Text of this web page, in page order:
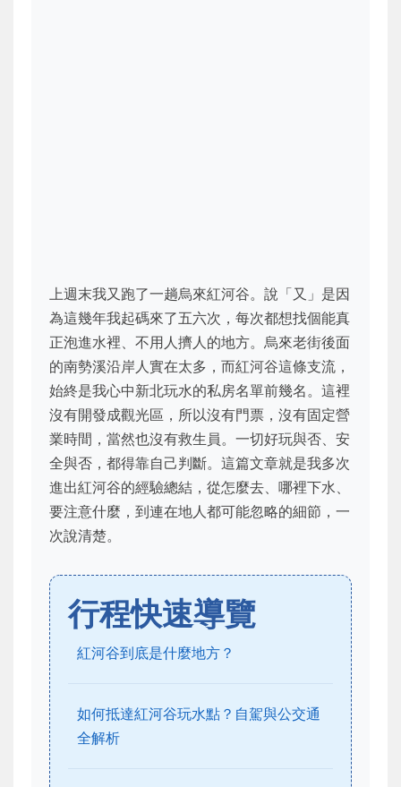
上週末我又跑了一趟烏來紅河谷。說「又」是因
為這幾年我起碼來了五六次，每次都想找個能真
正泡進水裡、不用人擠人的地方。烏來老街後面
的南勢溪沿岸人實在太多，而紅河谷這條支流，
始終是我心中新北玩水的私房名單前幾名。這裡
沒有開發成觀光區，所以沒有門票，沒有固定營
業時間，當然也沒有救生員。一切好玩與否、安
全與否，都得靠自己判斷。這篇文章就是我多次
進出紅河谷的經驗總結，從怎麼去、哪裡下水、
要注意什麼，到連在地人都可能忽略的細節，一
次說清楚。
行程快速導覽
紅河谷到底是什麼地方？
如何抵達紅河谷玩水點？自駕與公交通
全解析